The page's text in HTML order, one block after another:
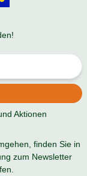
Aktionen
finden Sie in
zum Newsletter